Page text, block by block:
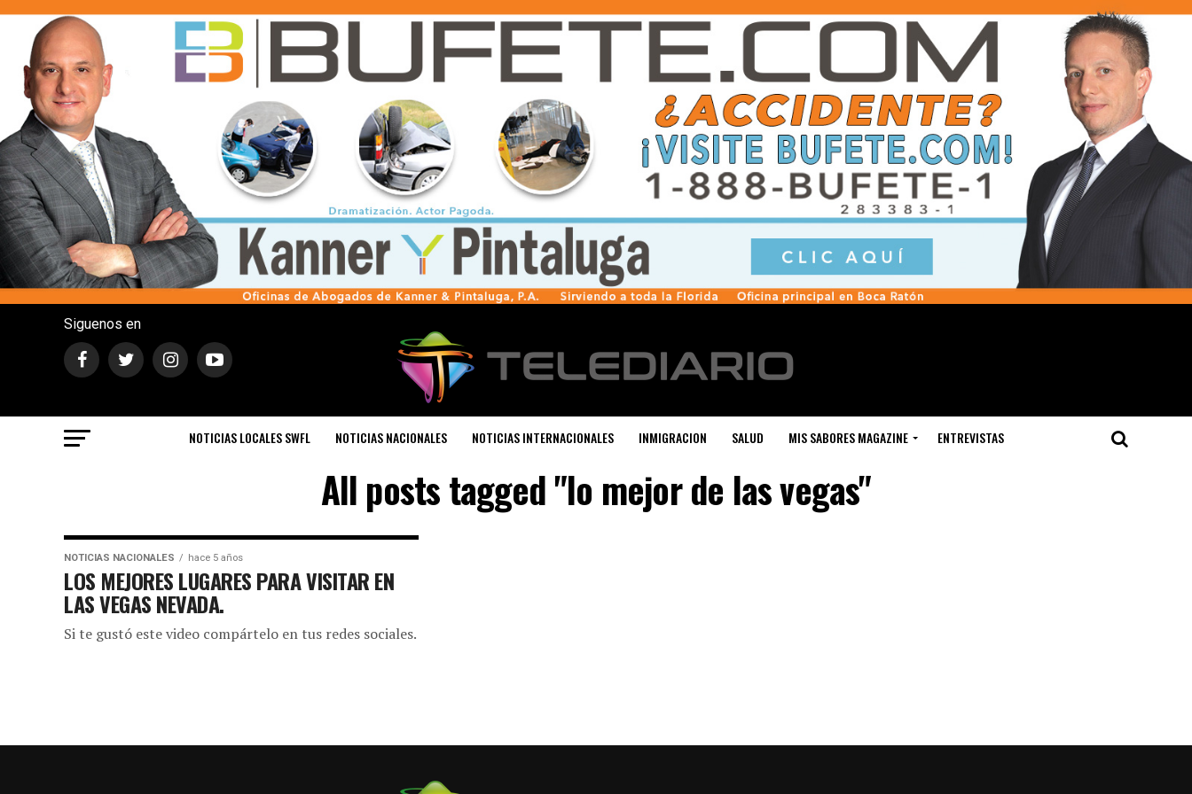
Siguenos en
NOTICIAS LOCALES SWFL NOTICIAS NACIONALES NOTICIAS INTERNACIONALES INMIGRACION SALUD MIS SABORES MAGAZINE ENTREVISTAS
All posts tagged "lo mejor de las vegas"
NOTICIAS NACIONALES hace 5 años
LOS MEJORES LUGARES PARA VISITAR EN
LAS VEGAS NEVADA.
Si te gustó este video compártelo en tus redes sociales.